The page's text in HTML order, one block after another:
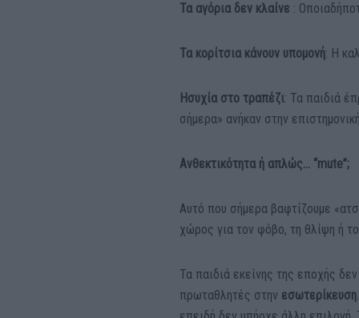
Τα αγόρια δεν κλαίνε :
Τα κορίτσια κάνουν υπομονή: Η
Ησυχία στο τραπέζι: Τα παιδιά
σήμερα» ανήκαν στην
Ανθεκτικότητα ή απλώς… “mute”;
Αυτό που σήμερα βαφτίζουμε
χώρος για τον φόβο, τη θλίψη ή
Τα παιδιά εκείνης της εποχής
πρωταθλητές στην εσωτερίκευση